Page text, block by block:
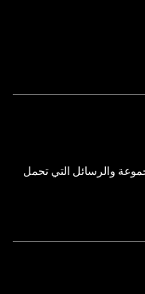
والرسائل التي تحمل